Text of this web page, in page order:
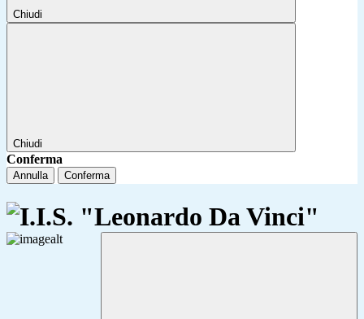
Chiudi
Chiudi
Conferma
Annulla Conferma